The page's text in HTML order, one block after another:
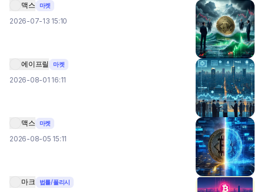
맥스 마켓
2026-07-13 15:10
에이프릴 마켓
2026-08-01 16:11
맥스 마켓
2026-08-05 15:11
마크 법률/폴리시